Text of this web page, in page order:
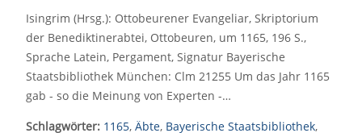
Isingrim (Hrsg.): Ottobeurener Evangeliar, Skriptorium
der Benediktinerabtei, Ottobeuren, um 1165, 196 S.,
Sprache Latein, Pergament, Signatur Bayerische
Staatsbibliothek München: Clm 21255 Um das Jahr 1165
gab - so die Meinung von Experten -…
Schlagwörter: 1165, Äbte, Bayerische Staatsbibliothek,